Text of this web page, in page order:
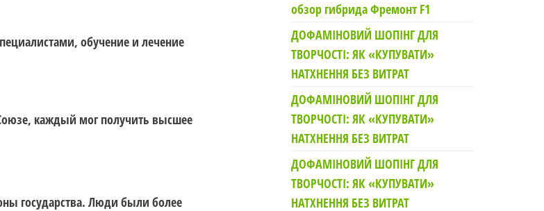
обучение и лечение
каждый мог получить высшее
государства. Люди были более
обзор гибрида Фремонт F1
ДОФАМІНОВИЙ ШОПІНГ ДЛЯ
ТВОРЧОСТІ: ЯК «КУПУВАТИ»
НАТХНЕННЯ БЕЗ ВИТРАТ
ДОФАМІНОВИЙ ШОПІНГ ДЛЯ
ТВОРЧОСТІ: ЯК «КУПУВАТИ»
НАТХНЕННЯ БЕЗ ВИТРАТ
ДОФАМІНОВИЙ ШОПІНГ ДЛЯ
ТВОРЧОСТІ: ЯК «КУПУВАТИ»
НАТХНЕННЯ БЕЗ ВИТРАТ